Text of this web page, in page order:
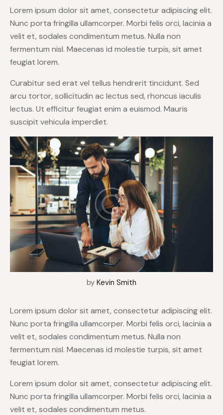
Lorem ipsum dolor sit amet, consectetur adipiscing elit.
Nunc porta fringilla ullamcorper. Morbi felis orci, lacinia a
velit et, sodales condimentum metus. Nulla non
fermentum nisl. Maecenas id molestie turpis, sit amet
feugiat lorem.
Curabitur sed erat vel tellus hendrerit tincidunt. Sed
arcu tortor, sollicitudin ac lectus sed, rhoncus iaculis
lectus. Ut efficitur feugiat enim a euismod. Mauris
suscipit vehicula imperdiet.
by Kevin Smith
Lorem ipsum dolor sit amet, consectetur adipiscing elit.
Nunc porta fringilla ullamcorper. Morbi felis orci, lacinia a
velit et, sodales condimentum metus. Nulla non
fermentum nisl. Maecenas id molestie turpis, sit amet
feugiat lorem.
Lorem ipsum dolor sit amet, consectetur adipiscing elit.
Nunc porta fringilla ullamcorper. Morbi felis orci, lacinia a
velit et, sodales condimentum metus.